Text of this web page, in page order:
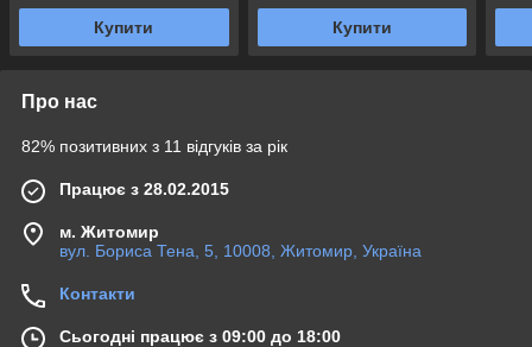
Купити Купити
Про нас
82% позитивних з 11 відгуків за рік
Працює з 28.02.2015
м. Житомир
вул. Бориса Тена, 5, 10008, Житомир, Україна
Контакти
Сьогодні працює з 09:00 до 18:00